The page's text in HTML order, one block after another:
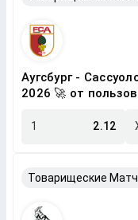
Аугсбург -
2026 🚀 от
1 2.12